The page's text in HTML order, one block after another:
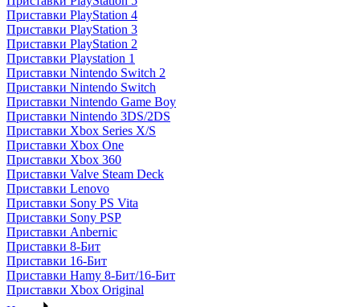
Приставки PlayStation 4
Приставки PlayStation 3
Приставки PlayStation 2
Приставки Playstation 1
Приставки Nintendo Switch 2
Приставки Nintendo Switch
Приставки Nintendo Game Boy
Приставки Nintendo 3DS/2DS
Приставки Xbox Series X/S
Приставки Xbox One
Приставки Xbox 360
Приставки Valve Steam Deck
Приставки Lenovo
Приставки Sony PS Vita
Приставки Sony PSP
Приставки Anbernic
Приставки 8-Бит
Приставки 16-Бит
Приставки Hamy 8-Бит/16-Бит
Приставки Xbox Original